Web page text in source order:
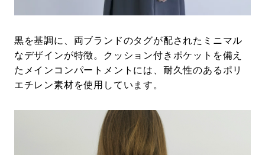
黒を基調に、両ブランドのタグが配されたミニマル
なデザインが特徴。クッション付きポケットを備え
たメインコンパートメントには、耐久性のあるポリ
エチレン素材を使用しています。